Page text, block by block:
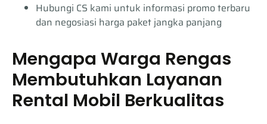
Hubungi CS kami untuk informasi promo terbaru
dan negosiasi harga paket jangka panjang
Mengapa Warga Rengas
Membutuhkan Layanan
Rental Mobil Berkualitas